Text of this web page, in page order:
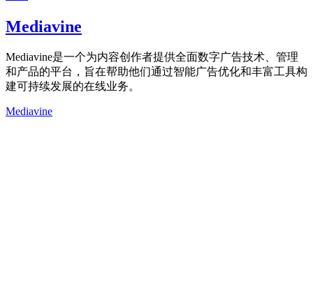
Mediavine
Mediavine是一个为内容创作者提供全面数字广告技术、管理
和产品的平台，旨在帮助他们通过智能广告优化和丰富工具构
建可持续发展的在线业务。
Mediavine